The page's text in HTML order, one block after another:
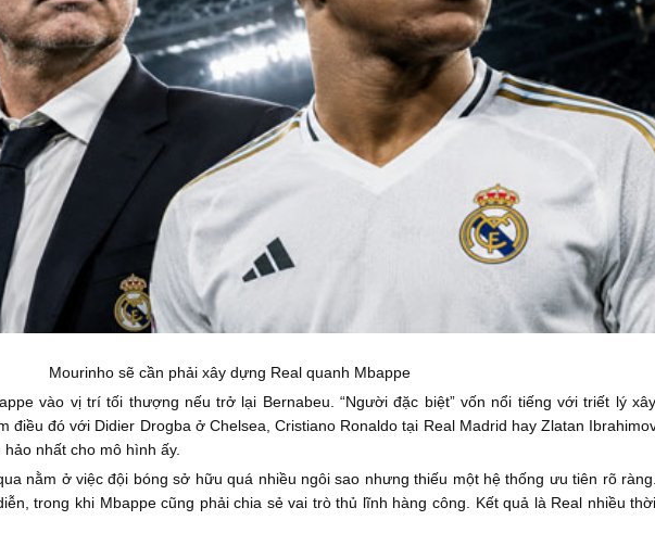
Mourinho sẽ cần phải xây dựng Real quanh Mbappe
vào vị trí tối thượng nếu trở lại Bernabeu. “Người đặc biệt” vốn nổi tiếng với triết lý
điều đó với Didier Drogba ở Chelsea, Cristiano Ronaldo tại Real Madrid hay Zlatan
nhất cho mô hình ấy.
nằm ở việc đội bóng sở hữu quá nhiều ngôi sao nhưng thiếu một hệ thống ưu tiên rõ
trong khi Mbappe cũng phải chia sẻ vai trò thủ lĩnh hàng công. Kết quả là Real nhiều